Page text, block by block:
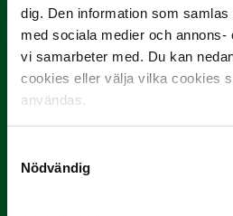
dig. Den information som
med sociala medier och annons-
vi samarbeter med. Du kan
cookies eller välja vilka cookies
användas.
Nödvändig
3 JULI